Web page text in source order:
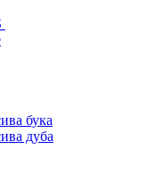
бука
дуба